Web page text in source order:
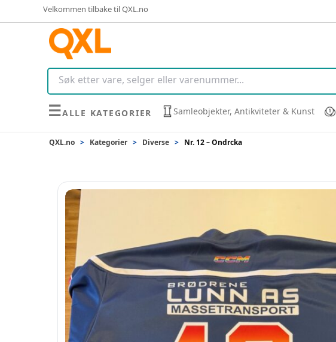
Velkommen tilbake til QXL.no
☰ALLE KATEGORIER Samleobjekter, Antikviteter & Kunst
QXL.no > Kategorier > Diverse > Nr. 12 – Ondrcka